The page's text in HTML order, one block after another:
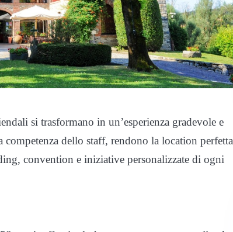
si trasformano in un’esperienza gradevole e
dello staff, rendono la location perfetta
convention e iniziative personalizzate di ogni